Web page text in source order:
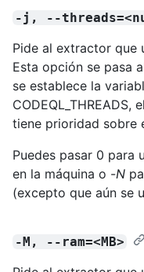
-j, --
Pide al extractor que
Esta opción se pasa
se establece la
tiene prioridad sobre
Puedes pasar 0 para
en la máquina o -N
(excepto que aún se
-M, --ram=<MB>